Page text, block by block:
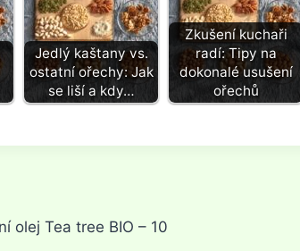
Jedlý kaštany vs.
ostatní ořechy: Jak
se liší a kdy…
Zkušení kuchaři
radí: Tipy na
dokonalé usušení
ořechů
olej Tea tree BIO – 10